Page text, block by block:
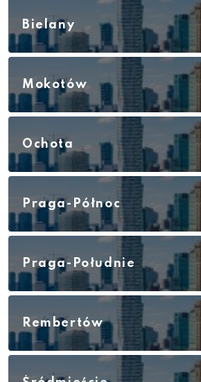
Bielany
Mokotów
Ochota
Praga-Północ
Praga-Południe
Rembertów